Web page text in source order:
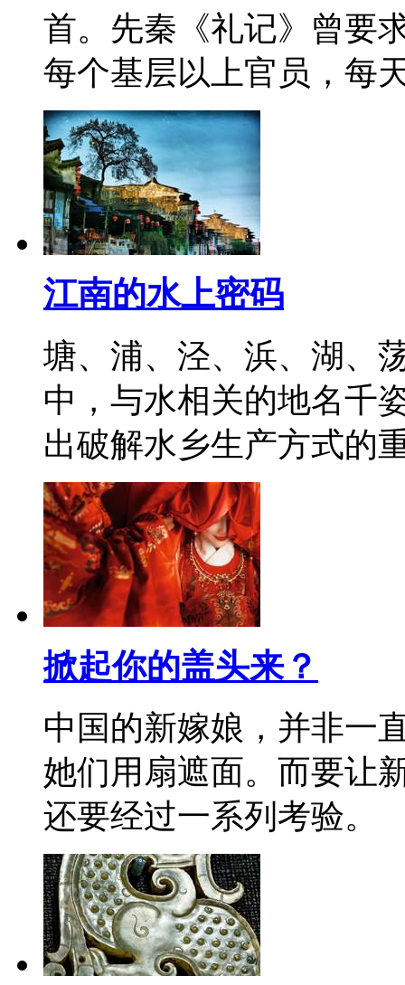
首。先秦《礼记》曾要
每个基层以上官员，
江南的水上密码
塘、浦、泾、浜、湖
中，与水相关的地名千
出破解水乡生产方式的
掀起你的盖头来？
中国的新嫁娘，并非一
她们用扇遮面。而要让
还要经过一系列考验。